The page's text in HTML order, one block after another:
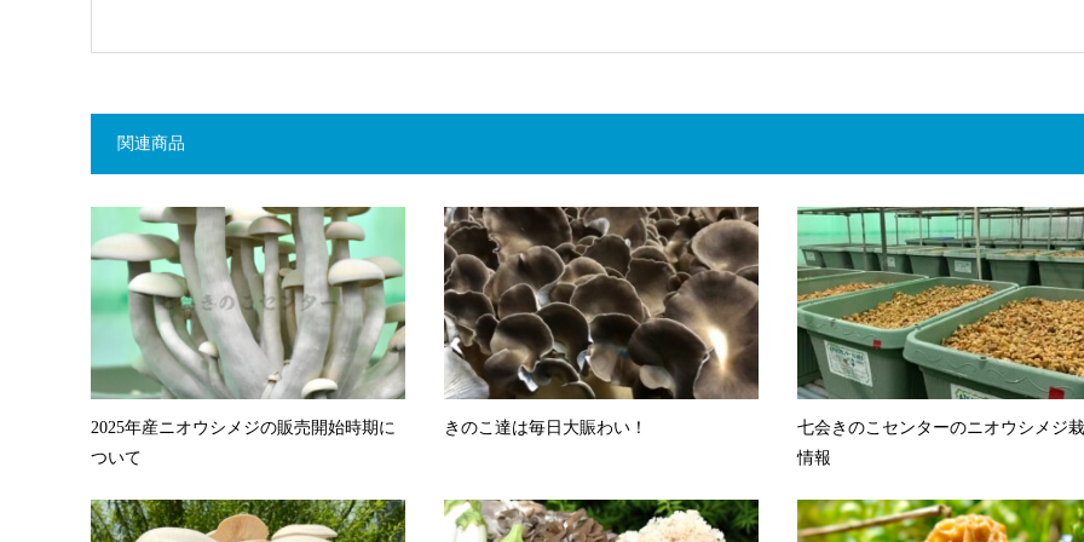
関連商品
2025年産ニオウシメジの販売開始時期に
ついて
きのこ達は毎日大賑わい！
七会きのこセンターのニオウシメジ
情報